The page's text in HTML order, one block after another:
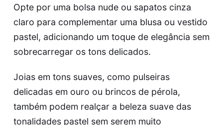
Opte por uma bolsa nude ou sapatos cinza
claro para complementar uma blusa ou vestido
pastel, adicionando um toque de elegância sem
sobrecarregar os tons delicados.
Joias em tons suaves, como pulseiras
delicadas em ouro ou brincos de pérola,
também podem realçar a beleza suave das
tonalidades pastel sem serem muito